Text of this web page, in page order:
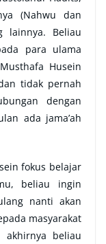
(Nahwu dan
lainnya. Beliau
para ulama
Husein
tidak pernah
dengan
ada jama’ah
fokus belajar
beliau ingin
nanti akan
masyarakat
akhirnya beliau